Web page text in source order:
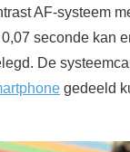
AF-systeem
seconde kan
De
gedeeld